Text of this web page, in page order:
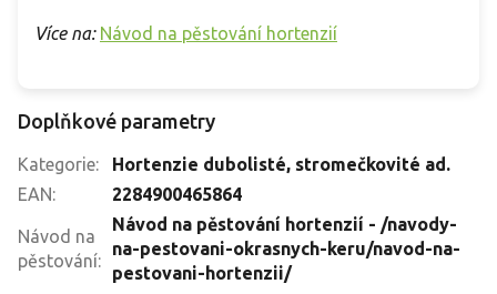
Více na: Návod na pěstování hortenzií
Doplňkové parametry
Kategorie:
Hortenzie dubolisté, stromečkovité ad.
EAN: 2284900465864
Návod na
pěstování:
Návod na pěstování hortenzií - /navody-
na-pestovani-okrasnych-keru/navod-na-
pestovani-hortenzii/